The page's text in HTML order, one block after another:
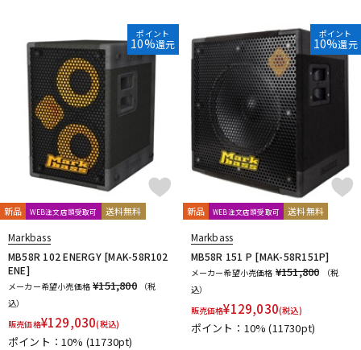
ポイント
10%還元
新品 WEB注文店頭受取可 送料無料
Markbass
MB58R 102 ENERGY [MAK-58R102
ENE]
メーカー希望小売価格 ¥151,800
（税
込）
販売価格¥129,030(税込)
ポイント：10% (11730pt)
ポイント
10%還元
新品 WEB注文店頭受取可 送料無料
Markbass
MB58R 151 P [MAK-58R151P]
メーカー希望小売価格 ¥151,800
（税
込）
販売価格¥129,030(税込)
ポイント：10%(11730pt)